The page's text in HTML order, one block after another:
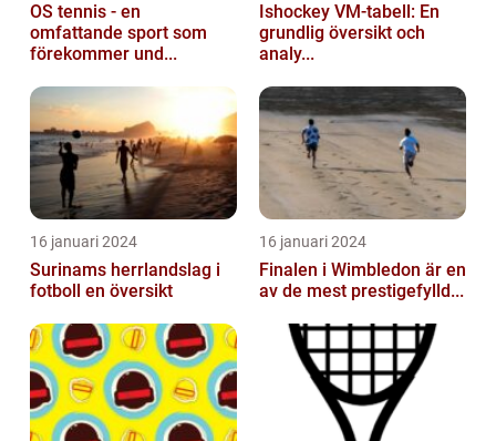
OS tennis - en
omfattande sport som
förekommer und...
Ishockey VM-tabell: En
grundlig översikt och
analy...
16 januari 2024
Surinams herrlandslag i
fotboll en översikt
16 januari 2024
Finalen i Wimbledon är en
av de mest prestigefylld...